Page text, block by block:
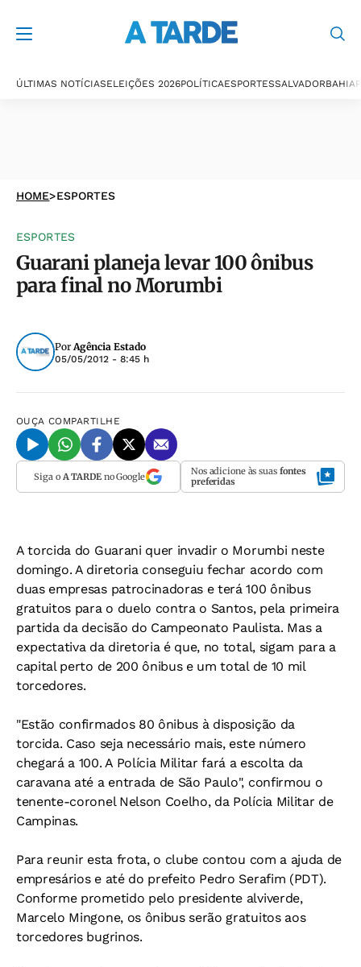
ÚLTIMAS NOTÍCIASELEIÇÕES 2026POLÍTICAESPORTESSALVADORBAHIA
HOME>ESPORTES
ESPORTES
Guarani planeja levar 100 ônibus
para final no Morumbi
PorAgência Estado
05/05/2012 - 8:45 h
OUÇA COMPARTILHE
Siga o A TARDEno Google Nos adicione às suas fontes
preferidas
A torcida do Guarani quer invadir o Morumbi neste
domingo. A diretoria conseguiu fechar acordo com
duas empresas patrocinadoras e terá 100 ônibus
gratuitos para o duelo contra o Santos, pela primeira
partida da decisão do Campeonato Paulista. Mas a
expectativa da diretoria é que, no total, sigam para a
capital perto de 200 ônibus e um total de 10 mil
torcedores.
"Estão confirmados 80 ônibus à disposição da
torcida. Caso seja necessário mais, este número
chegará a 100. A Polícia Militar fará a escolta da
caravana até a entrada de São Paulo", confirmou o
tenente-coronel Nelson Coelho, da Polícia Militar de
Campinas.
Para reunir esta frota, o clube contou com a ajuda de
empresários e até do prefeito Pedro Serafim (PDT).
Conforme prometido pelo presidente alviverde,
Marcelo Mingone, os ônibus serão gratuitos aos
torcedores bugrinos.